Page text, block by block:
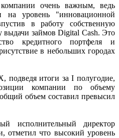
очень важным, ведь
уровень "инновационной
в работу собственную
выдачи займов Digital Cash. Это
кредитного портфеля и
в небольших городах
подведя итоги за I полугодие,
компании по объему
объем составил превысил
исполнительный директор
отметил что высокий уровень